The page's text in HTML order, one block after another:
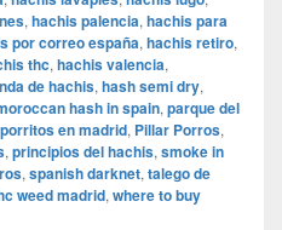
, hachis palencia, hachis para
por correo españa, hachis retiro,
thc, hachis valencia,
de hachis, hash semi dry,
hash in spain, parque del
en madrid, Pillar Porros,
, principios del hachis, smoke in
, spanish darknet, talego de
weed madrid, where to buy